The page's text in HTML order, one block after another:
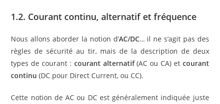
1.2. Courant continu, alternatif et fréquence
Nous allons aborder la notion d’AC/DC… il ne s’agit pas des
règles de sécurité au tir, mais de la description de deux
types de courant : courant alternatif(AC ou CA) et courant
continu (DC pour Direct Current, ou CC).
Cette notion de AC ou DC est généralement indiquée juste